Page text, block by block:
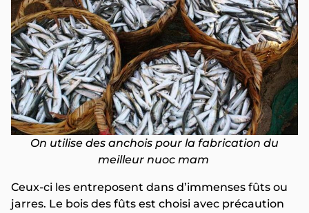
On utilise des anchois pour la fabrication du
meilleur nuoc mam
Ceux-ci les entreposent dans d’immenses fûts ou
jarres. Le bois des fûts est choisi avec précaution